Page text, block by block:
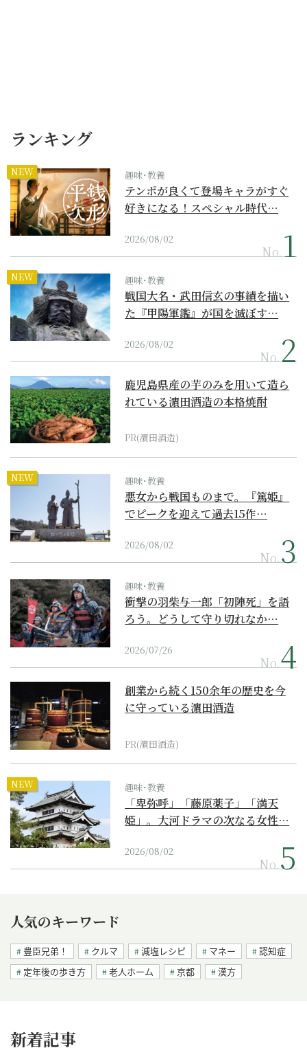
ランキング
NEW 趣味･教養
テンポが良くて登場キャラがすぐ
好きになる！スペシャル時代…
2026/08/02
No.
NEW 趣味･教養
戦国大名・武田信玄の事績を描い
た『甲陽軍鑑』が国を滅ぼす…
2026/08/02
No.
鹿児島県産の芋のみを用いて造ら
れている濵田酒造の本格焼酎
PR(濵田酒造)
NEW 趣味･教養
悪女から戦国ものまで。『篤姫』
でピークを迎えて過去15作…
2026/08/02
No.
趣味･教養
衝撃の羽柴与一郎「初陣死」を語
ろう。どうして守り切れなか…
2026/07/26
No.
創業から続く150余年の歴史を今
に守っている濵田酒造
PR(濵田酒造)
NEW 趣味･教養
「卑弥呼」「藤原薬子」「満天
姫」。大河ドラマの次なる女性…
2026/08/02
No.
人気のキーワード
豊臣兄弟！ クルマ 減塩レシピ マネー
認知症
定年後の歩き方
老人ホーム 京都 漢方
新着記事